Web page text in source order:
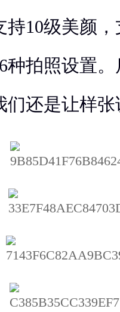
持10级美颜
种拍照设置
们还是让样